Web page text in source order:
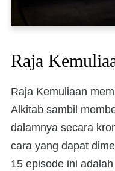
Raja
Raja Kemuliaan
Alkitab sambil
dalamnya secara
cara yang dapat
15 episode ini